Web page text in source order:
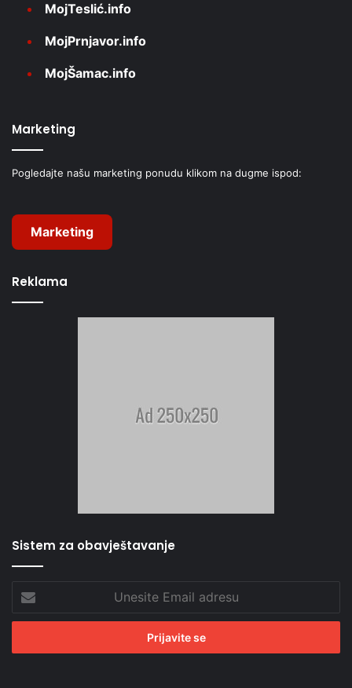
MojTeslić.info
MojPrnjavor.info
MojŠamac.info
Marketing
Pogledajte našu marketing ponudu klikom na dugme ispod:
Marketing
Reklama
Sistem za obavještavanje
Email
adresu